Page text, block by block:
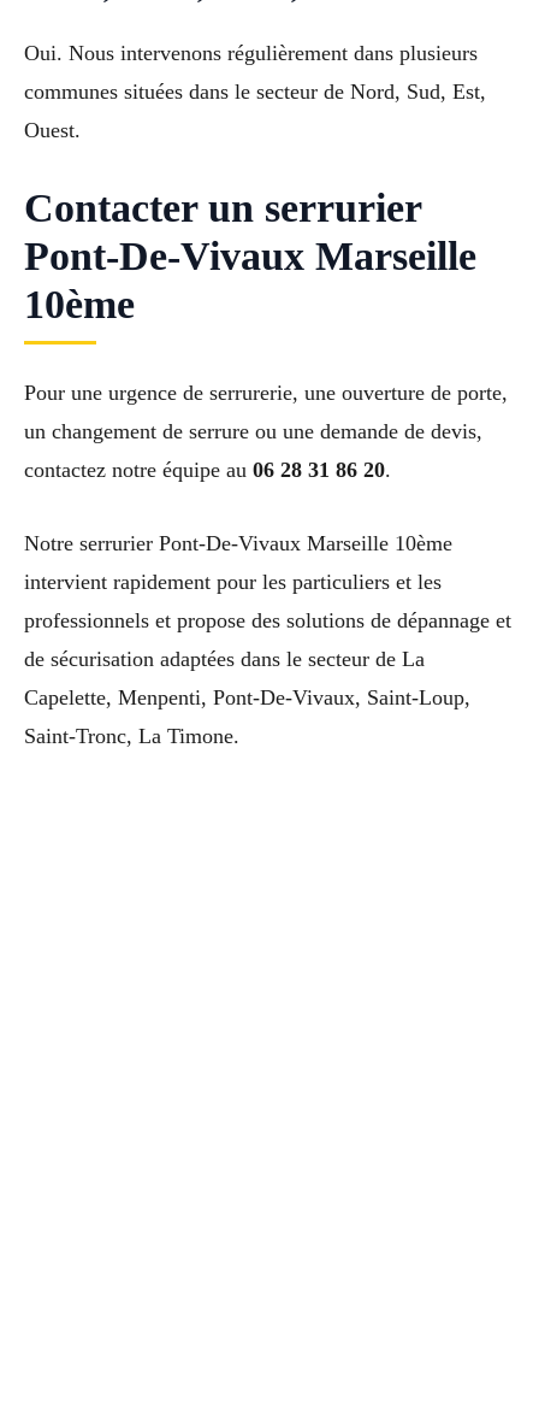
Oui. Nous intervenons régulièrement dans plusieurs
communes situées dans le secteur de Nord, Sud, Est,
Ouest.
Contacter un serrurier
Pont-De-Vivaux Marseille
10ème
Pour une urgence de serrurerie, une ouverture de porte,
un changement de serrure ou une demande de devis,
contactez notre équipe au 06 28 31 86 20.
Notre serrurier Pont-De-Vivaux Marseille 10ème
intervient rapidement pour les particuliers et les
professionnels et propose des solutions de dépannage et
de sécurisation adaptées dans le secteur de La
Capelette, Menpenti, Pont-De-Vivaux, Saint-Loup,
Saint-Tronc, La Timone.